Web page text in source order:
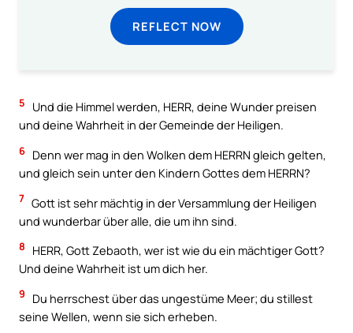
REFLECT NOW
5
Und die Himmel werden, HERR, deine Wunder preisen
und deine Wahrheit in der Gemeinde der Heiligen.
6 Denn wer mag in den Wolken dem HERRN gleich gelten,
und gleich sein unter den Kindern Gottes dem HERRN?
7 Gott ist sehr mächtig in der Versammlung der Heiligen
und wunderbar über alle, die um ihn sind.
8
HERR, Gott Zebaoth, wer ist wie du ein mächtiger Gott?
Und deine Wahrheit ist um dich her.
9
Du herrschest über das ungestüme Meer; du stillest
seine Wellen, wenn sie sich erheben.